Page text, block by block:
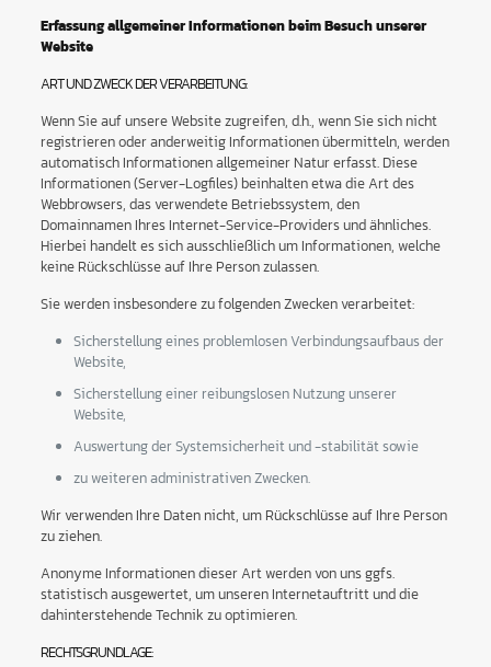
Erfassung allgemeiner Informationen beim Besuch unserer
Website
ART UND ZWECK DER VERARBEITUNG:
Wenn Sie auf unsere Website zugreifen, d.h., wenn Sie sich nicht
registrieren oder anderweitig Informationen übermitteln, werden
automatisch Informationen allgemeiner Natur erfasst. Diese
Informationen (Server-Logfiles) beinhalten etwa die Art des
Webbrowsers, das verwendete Betriebssystem, den
Domainnamen Ihres Internet-Service-Providers und ähnliches.
Hierbei handelt es sich ausschließlich um Informationen, welche
keine Rückschlüsse auf Ihre Person zulassen.
Sie werden insbesondere zu folgenden Zwecken verarbeitet:
Sicherstellung eines problemlosen Verbindungsaufbaus der
Website,
Sicherstellung einer reibungslosen Nutzung unserer
Website,
Auswertung der Systemsicherheit und -stabilität sowie
zu weiteren administrativen Zwecken.
Wir verwenden Ihre Daten nicht, um Rückschlüsse auf Ihre Person
zu ziehen.
Anonyme Informationen dieser Art werden von uns ggfs.
statistisch ausgewertet, um unseren Internetauftritt und die
dahinterstehende Technik zu optimieren.
RECHTSGRUNDLAGE: